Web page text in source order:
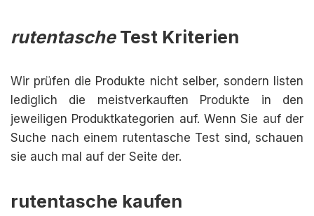
rutentascheTest Kriterien
Wir prüfen die Produkte nicht selber, sondern listen
lediglich die meistverkauften Produkte in den
jeweiligen Produktkategorien auf. Wenn Sie auf der
Suche nach einem rutentasche Test sind, schauen
sie auch mal auf der Seite der.
rutentasche kaufen